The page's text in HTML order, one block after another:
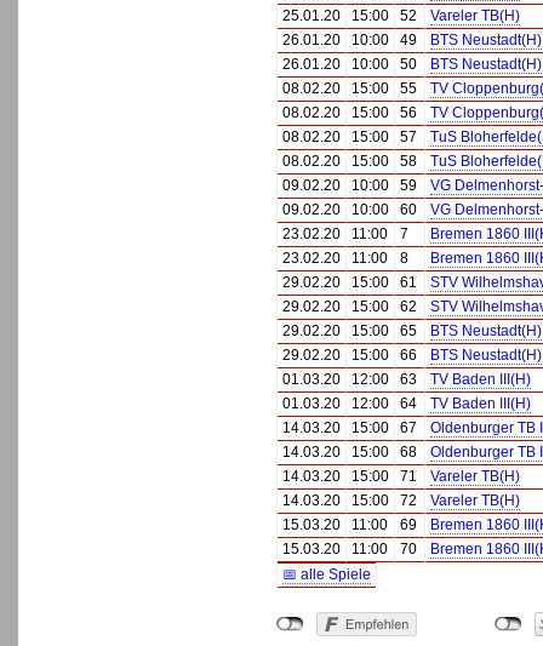
25.01.20
15:00 52
Vareler TB(H)
26.01.20
10:00 49
BTS Neustadt(H)
26.01.20
10:00 50
BTS Neustadt(H)
08.02.20
15:00 55
TV
08.02.20
15:00 56
TV
08.02.20
15:00 57
TuS
08.02.20
15:00 58
TuS
09.02.20
10:00 59
VG
09.02.20
10:00 60
VG
23.02.20
11:00 7
Bremen 1860
23.02.20
11:00 8
Bremen 1860
29.02.20
15:00 61
STV
29.02.20
15:00 62
STV
29.02.20
15:00 65
BTS Neustadt(H)
29.02.20
15:00 66
BTS Neustadt(H)
01.03.20
12:00 63
TV Baden III(H)
01.03.20
12:00 64
TV Baden III(H)
14.03.20
15:00 67
Oldenburger TB
14.03.20
15:00 68
Oldenburger TB
14.03.20
15:00 71
Vareler TB(H)
14.03.20
15:00 72
Vareler TB(H)
15.03.20
11:00 69
Bremen 1860
15.03.20
11:00 70
Bremen 1860
📅 alle Spiele